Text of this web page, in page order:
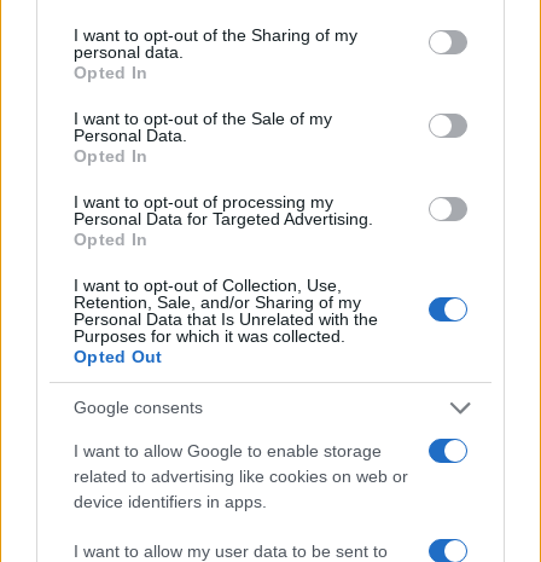
not limited to your visit or usage behaviour. You may click to
grant or deny consent to Google and its third-party tags to
use your data for below specified purposes in below Google
consent section.
I want to opt-out of the Sharing of my
personal data.
Opted In
I want to opt-out of the Sale of my
Personal Data.
Opted In
I want to opt-out of processing my
Personal Data for Targeted Advertising.
Opted In
I want to opt-out of Collection, Use,
Retention, Sale, and/or Sharing of my
Personal Data that Is Unrelated with the
Purposes for which it was collected.
Opted Out
Google consents
I want to allow Google to enable storage
related to advertising like cookies on web or
device identifiers in apps.
I want to allow my user data to be sent to